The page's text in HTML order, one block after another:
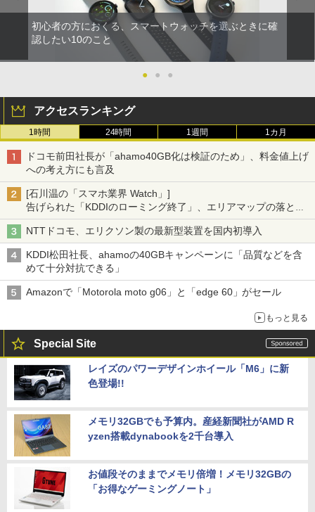
初心者の方におくる、スマートウォッチを選ぶときに確
認したい10のこと
● ● ●
アクセスランキング
1時間 24時間 1週間 1カ月
ドコモ前田社長が「ahamo40GB化は検証のため」、料金値上げ
への考え方にも言及
[石川温の「スマホ業界 Watch」]
告げられた「KDDIのローミング終了」、エリアマップの落とし
穴と楽天モバイルの課題
NTTドコモ、エリクソン製の最新型装置を国内初導入
KDDI松田社長、ahamoの40GBキャンペーンに「品質などを含
めて十分対抗できる」
Amazonで「Motorola moto g06」と「edge 60」がセール
もっと見る
Special Site
レイズのパワーデザインホイール「M6」に新
色登場!!
メモリ32GBでも予算内。産経新聞社がAMD R
yzen搭載dynabookを2千台導入
お値段そのままでメモリ倍増！メモリ32GBの
「お得なゲーミングノート」